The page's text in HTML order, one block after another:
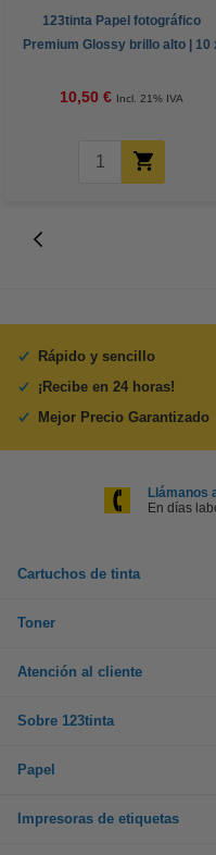
123tinta Papel fotográfico
Premium Glossy brillo alto | 10
10,50 € Incl. 21% IVA
Rápido y sencillo
¡Recibe en 24 horas!
Mejor Precio Garantizado
Llámanos
En días
Cartuchos de tinta
Toner
Atención al cliente
Sobre 123tinta
Papel
Impresoras de etiquetas